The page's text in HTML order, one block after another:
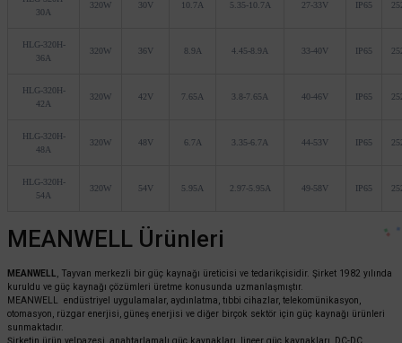
30A
320W 30V 10.7A 5.35-10.7A 27-33V IP65
HLG-320H-
36A
320W 36V 8.9A 4.45-8.9A 33-40V IP65
HLG-320H-
42A
320W 42V 7.65A 3.8-7.65A 40-46V IP65
HLG-320H-
48A
320W 48V 6.7A 3.35-6.7A 44-53V IP65
HLG-320H-
54A
320W 54V 5.95A 2.97-5.95A 49-58V IP65
MEANWELL Ürünleri
MEANWELL, Tayvan merkezli bir güç kaynağı üreticisi ve tedarikçisidir. Şirket 1982 yılında
kuruldu ve güç kaynağı çözümleri üretme konusunda uzmanlaşmıştır.
MEANWELL endüstriyel uygulamalar, aydınlatma, tıbbi cihazlar, telekomünikasyon,
otomasyon, rüzgar enerjisi, güneş enerjisi ve diğer birçok sektör için güç kaynağı ürünleri
sunmaktadır.